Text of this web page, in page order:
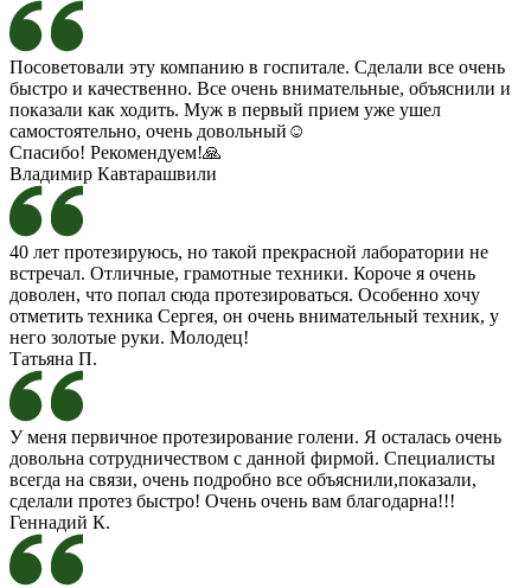
Посоветовали эту компанию в госпитале. Сделали все очень
быстро и качественно. Все очень внимательные, объяснили и
показали как ходить. Муж в первый прием уже ушел
самостоятельно, очень довольный☺️
Спасибо! Рекомендуем!🙏
Владимир Кавтарашвили
40 лет протезируюсь, но такой прекрасной лаборатории не
встречал. Отличные, грамотные техники. Короче я очень
доволен, что попал сюда протезироваться. Особенно хочу
отметить техника Сергея, он очень внимательный техник, у
него золотые руки. Молодец!
Татьяна П.
У меня первичное протезирование голени. Я осталась очень
довольна сотрудничеством с данной фирмой. Специалисты
всегда на связи, очень подробно все объяснили,показали,
сделали протез быстро! Очень очень вам благодарна!!!
Геннадий К.